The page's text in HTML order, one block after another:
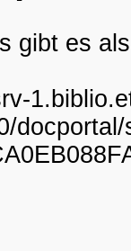
gibt es